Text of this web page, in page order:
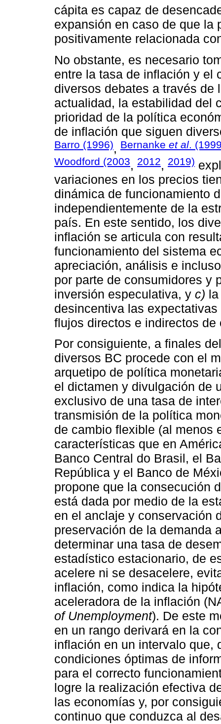
cápita es capaz de
expansión en caso de que la
positivamente relacionada
No obstante, es necesario
entre la tasa de inflación y el
diversos debates a través de
actualidad, la estabilidad del
prioridad de la política
de inflación que siguen
Barro (1996), Bernanke et al.
Woodford (2003, 2012, 2019)
variaciones en los precios
dinámica de funcionamiento
independientemente de la
país. En este sentido, los
inflación se articula con
funcionamiento del sistema
apreciación, análisis e
por parte de consumidores y
inversión especulativa, y c)
desincentiva las
flujos directos e indirectos de
Por consiguiente, a finales
diversos BC procede con el
arquetipo de política
el dictamen y divulgación de
exclusivo de una tasa de
transmisión de la política
de cambio flexible (al menos
características que en
Banco Central do Brasil, el
República y el Banco de
propone que la consecución
está dada por medio de la
en el anclaje y conservación
preservación de la demanda
determinar una tasa de
estadístico estacionario, de
acelere ni se desacelere,
inflación, como indica la
aceleradora de la inflación
of Unemployment). De este
en un rango derivará en la
inflación en un intervalo que,
condiciones óptimas de
para el correcto
logre la realización efectiva
las economías y, por
continuo que conduzca al